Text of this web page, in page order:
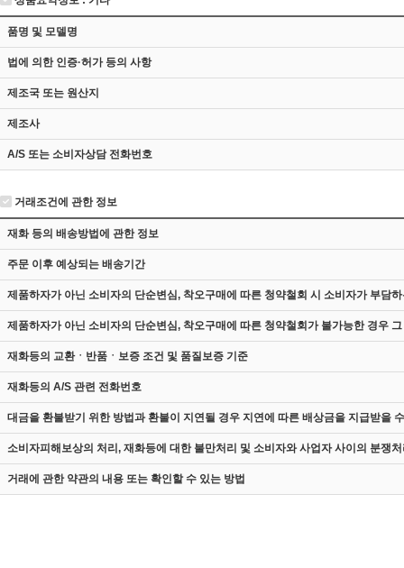
품명 및 모델명
법에 의한 인증·허가 등의 사항
제조국 또는 원산지
제조사
A/S 또는 소비자상담 전화번호
거래조건에 관한 정보
재화 등의 배송방법에 관한 정보
주문 이후 예상되는 배송기간
제품하자가 아닌 소비자의 단순변심, 착오구매에 따른 청약철회 시 소비자가 부담
제품하자가 아닌 소비자의 단순변심, 착오구매에 따른 청약철회가 불가능한 경우
재화등의 교환ㆍ반품ㆍ보증 조건 및 품질보증 기준
재화등의 A/S 관련 전화번호
대금을 환불받기 위한 방법과 환불이 지연될 경우 지연에 따른 배상금을 지급받을
소비자피해보상의 처리, 재화등에 대한 불만처리 및 소비자와 사업자 사이의 분쟁
거래에 관한 약관의 내용 또는 확인할 수 있는 방법